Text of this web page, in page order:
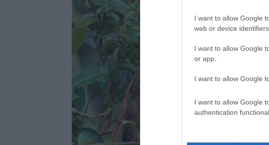
I want to allow Google
web or device
I want to allow Google
or app.
I want to allow Google
I want to allow Google
authentication